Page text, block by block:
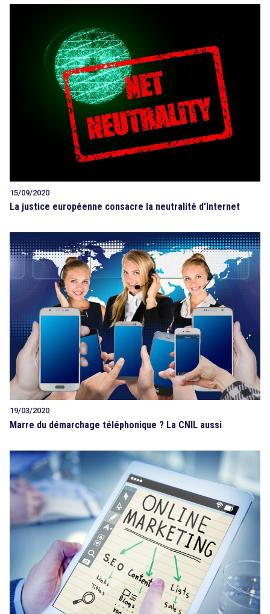
15/09/2020
La justice européenne consacre la neutralité d’Internet
19/03/2020
Marre du démarchage téléphonique ? La CNIL aussi